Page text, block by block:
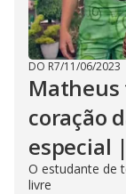
DO R7/11/06/2023
coração
especial
O estudante de
livre